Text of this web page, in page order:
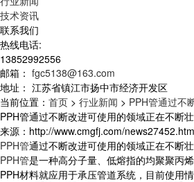
技术资讯
联系我们
热线电话:
13852992556
邮箱： fgc5138@163.com
地址： 江苏省镇江市扬中市经济开发区
当前位置： 首页 > 行业新闻 > PPH管通过不
PPH管通过不断改进可使用的领域正在不断
来源：http://www.cmgfj.com/
PPH管通过不断改进可使用的领域正在不断
PPH管是一种高分子量、低熔指的均聚聚丙
PPH材料就应用于承压管道系统，目前使用